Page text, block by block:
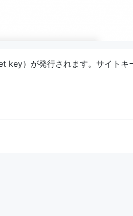
key）が発行されます。サイトキ